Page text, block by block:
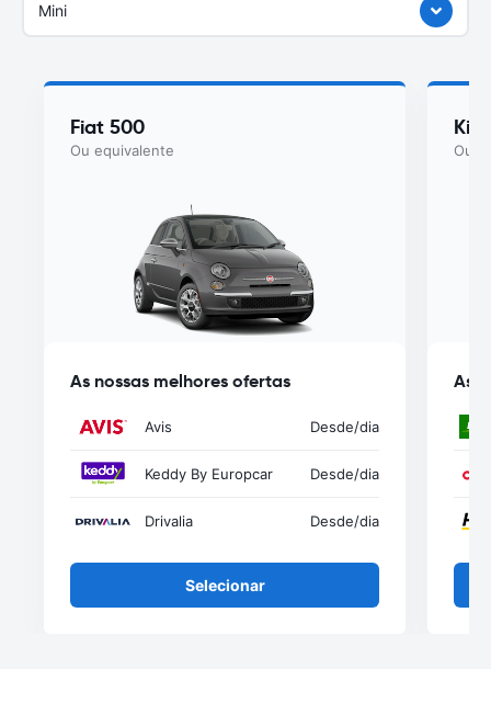
Mini
Fiat 500
Ou equivalente
As nossas melhores ofertas
Avis Desde/dia
Keddy By Europcar Desde/dia
Drivalia Desde/dia
Selecionar
Kia
Ou
As